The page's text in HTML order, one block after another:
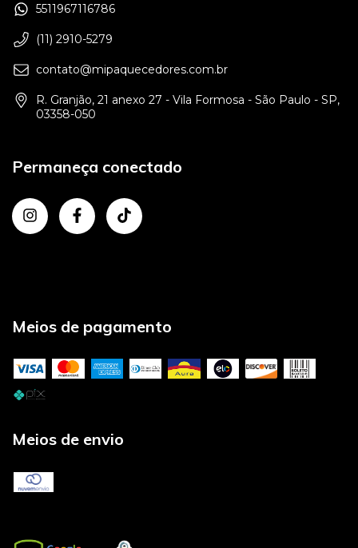
5511967116786
(11) 2910-5279
contato@mipaquecedores.com.br
R. Granjão, 21 anexo 27 - Vila Formosa - São Paulo - SP,
03358-050
Permaneça conectado
Meios de pagamento
Meios de envio